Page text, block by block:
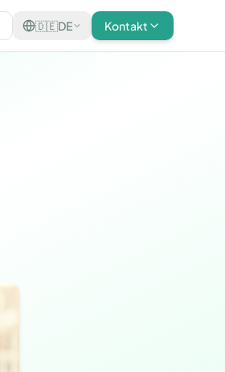
🇩🇪DE Kontakt